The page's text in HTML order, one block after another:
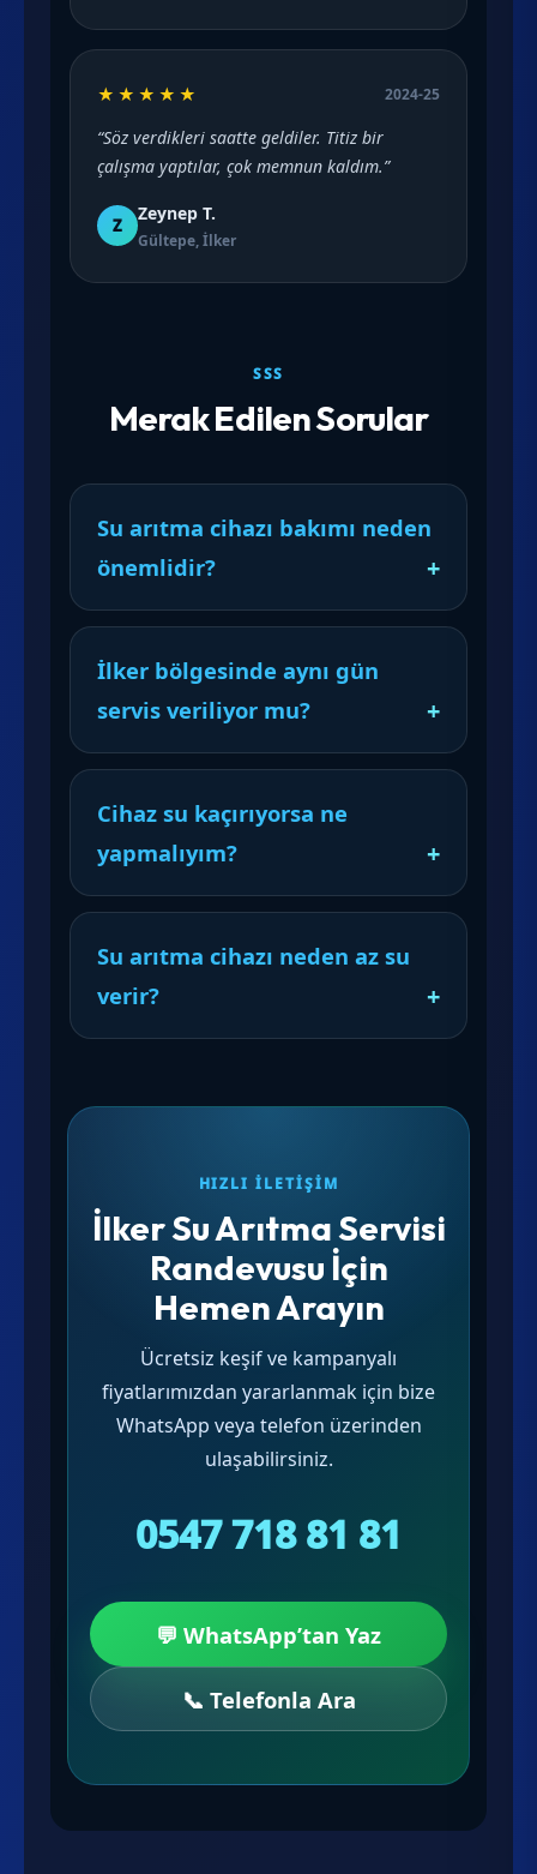
★★★★★ 2024-25
“Söz verdikleri saatte geldiler. Titiz bir
çalışma yaptılar, çok memnun kaldım.”
Z
Zeynep T.
Gültepe, İlker
SSS
Merak Edilen Sorular
Su arıtma cihazı bakımı neden
önemlidir?
İlker bölgesinde aynı gün
servis veriliyor mu?
Cihaz su kaçırıyorsa ne
yapmalıyım?
Su arıtma cihazı neden az su
verir?
HIZLI İLETIŞIM
İlker Su Arıtma Servisi
Randevusu İçin
Hemen Arayın
Ücretsiz keşif ve kampanyalı
fiyatlarımızdan yararlanmak için bize
WhatsApp veya telefon üzerinden
ulaşabilirsiniz.
0547 718 81 81
💬 WhatsApp’tan Yaz
📞 Telefonla Ara